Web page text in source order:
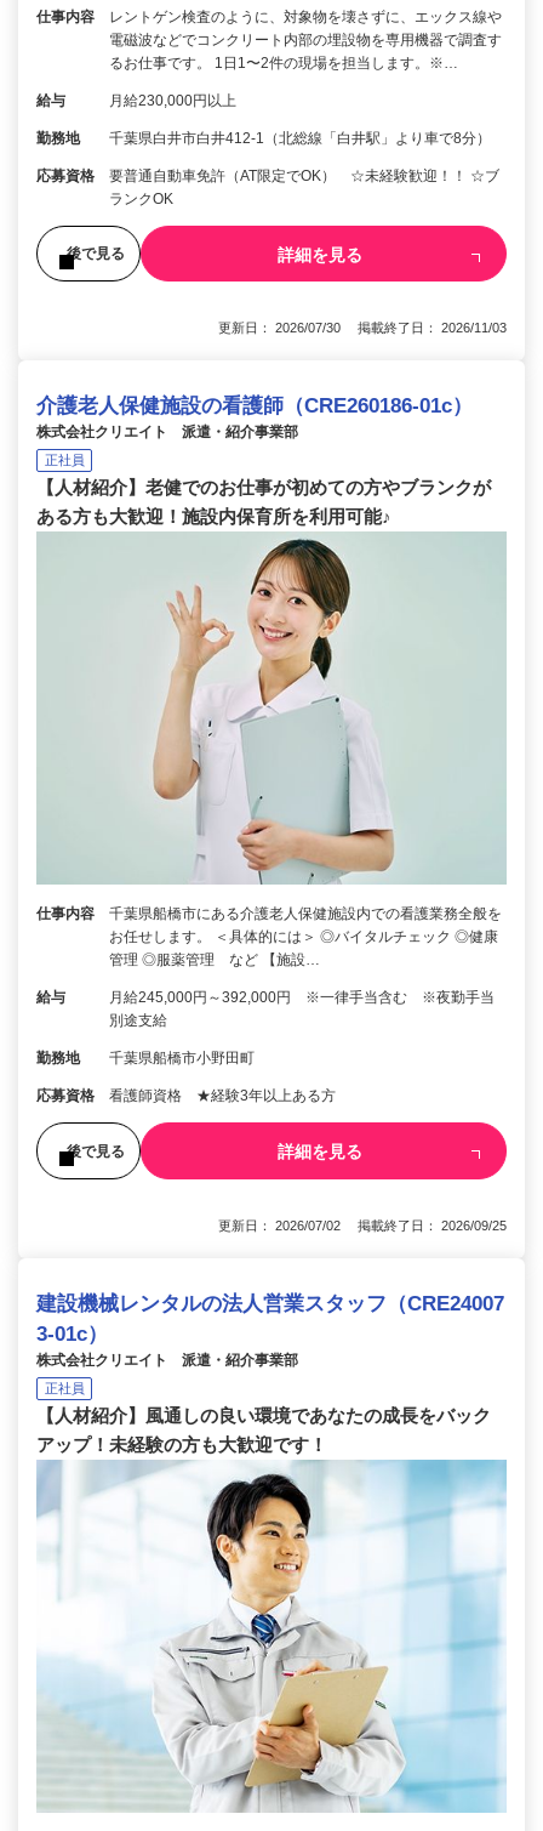
仕事内容
レントゲン検査のように、対象物を壊さずに、エックス線や
電磁波などでコンクリート内部の埋設物を専用機器で調査す
るお仕事です。 1日1〜2件の現場を担当します。※…
給与 月給230,000円以上
勤務地 千葉県白井市白井412-1（北総線「白井駅」より車で8分）
応募資格
要普通自動車免許（AT限定でOK） ☆未経験歓迎！！ ☆ブ
ランクOK
後で見る 詳細を見る
更新日： 2026/07/30 掲載終了日： 2026/11/03
介護老人保健施設の看護師（CRE260186-01c）
株式会社クリエイト 派遣・紹介事業部
正社員
【人材紹介】老健でのお仕事が初めての方やブランクが
ある方も大歓迎！施設内保育所を利用可能♪
仕事内容
千葉県船橋市にある介護老人保健施設内での看護業務全般を
お任せします。 ＜具体的には＞ ◎バイタルチェック ◎健康
管理 ◎服薬管理 など 【施設…
給与
月給245,000円～392,000円 ※一律手当含む ※夜勤手当
別途支給
勤務地 千葉県船橋市小野田町
応募資格 看護師資格 ★経験3年以上ある方
後で見る 詳細を見る
更新日： 2026/07/02 掲載終了日： 2026/09/25
建設機械レンタルの法人営業スタッフ（CRE24007
3-01c）
株式会社クリエイト 派遣・紹介事業部
正社員
【人材紹介】風通しの良い環境であなたの成長をバック
アップ！未経験の方も大歓迎です！